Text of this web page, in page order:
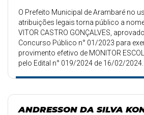
O Prefeito Municipal de Arambaré no
atribuições legais torna público a
VITOR CASTRO GONÇALVES,
Concurso Público n° 01/2023 para
provimento efetivo de MONITOR
pelo Edital n° 019/2024 de 16/02/2024.
ANDRESSON DA SILVA